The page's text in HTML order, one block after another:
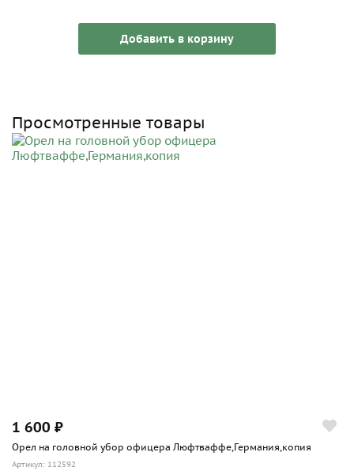
Добавить в корзину
Просмотренные товары
1 600 ₽
Орел на головной убор офицера Люфтваффе,Германия,копия
Артикул: 112592